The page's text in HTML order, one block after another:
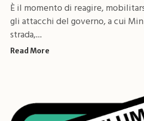
È il momento di reagire,
gli attacchi del governo, a cui
strada,...
Read More